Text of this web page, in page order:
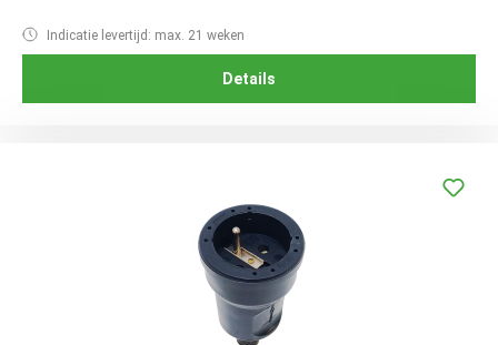
Indicatie levertijd: max. 21 weken
Details